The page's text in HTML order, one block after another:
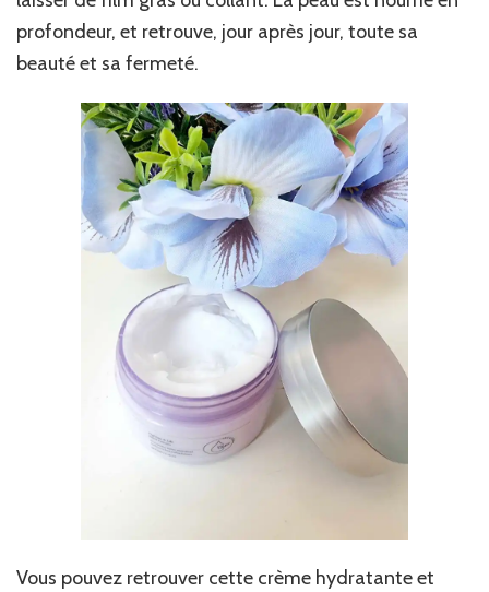
profondeur, et retrouve, jour après jour, toute sa
beauté et sa fermeté.
Vous pouvez retrouver cette crème hydratante et